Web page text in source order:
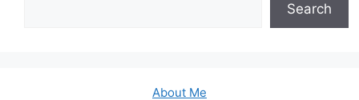
Search
About Me